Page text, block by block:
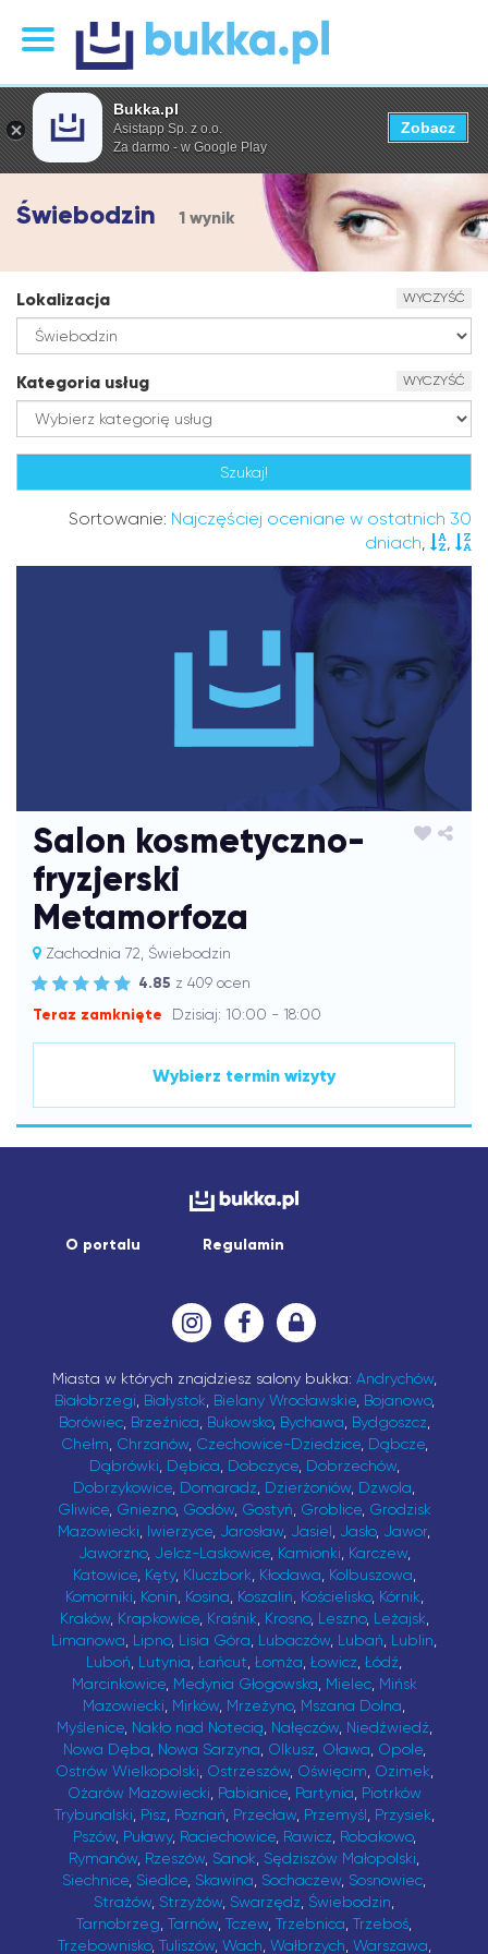
Świebodzin 1 wynik
Lokalizacja WYCZYŚĆ
Kategoria usług WYCZYŚĆ
Sortowanie: Najczęściej oceniane w ostatnich 30
dniach, ,
Salon kosmetyczno-
fryzjerski
Metamorfoza
Zachodnia 72, Świebodzin
4.85 z 409 ocen
Teraz zamknięte Dzisiaj: 10:00 - 18:00
Wybierz termin wizyty
O portalu Regulamin
Miasta w których znajdziesz salony bukka: Andrychów,
Białobrzegi, Białystok, Bielany Wrocławskie, Bojanowo,
Borówiec, Brzeźnica, Bukowsko, Bychawa, Bydgoszcz,
Chełm, Chrzanów, Czechowice-Dziedzice, Dąbcze,
Dąbrówki, Dębica, Dobczyce, Dobrzechów,
Dobrzykowice, Domaradz, Dzierżoniów, Dzwola,
Gliwice, Gniezno, Godów, Gostyń, Groblice, Grodzisk
Mazowiecki, Iwierzyce, Jarosław, Jasiel, Jasło, Jawor,
Jaworzno, Jelcz-Laskowice, Kamionki, Karczew,
Katowice, Kęty, Kluczbork, Kłodawa, Kolbuszowa,
Komorniki, Konin, Kosina, Koszalin, Kościelisko, Kórnik,
Kraków, Krapkowice, Kraśnik, Krosno, Leszno, Leżajsk,
Limanowa, Lipno, Lisia Góra, Lubaczów, Lubań, Lublin,
Luboń, Lutynia, Łańcut, Łomża, Łowicz, Łódź,
Marcinkowice, Medynia Głogowska, Mielec, Mińsk
Mazowiecki, Mirków, Mrzeżyno, Mszana Dolna,
Myślenice, Nakło nad Notecią, Nałęczów, Niedźwiedź,
Nowa Dęba, Nowa Sarzyna, Olkusz, Oława, Opole,
Ostrów Wielkopolski, Ostrzeszów, Oświęcim, Ozimek,
Ożarów Mazowiecki, Pabianice, Partynia, Piotrków
Trybunalski, Pisz, Poznań, Przecław, Przemyśl, Przysiek,
Pszów, Puławy, Raciechowice, Rawicz, Robakowo,
Rymanów, Rzeszów, Sanok, Sędziszów Małopolski,
Siechnice, Siedlce, Skawina, Sochaczew, Sosnowiec,
Strażów, Strzyżów, Swarzędz, Świebodzin,
Tarnobrzeg, Tarnów, Tczew, Trzebnica, Trzeboś,
Trzebownisko, Tuliszów, Wach, Wałbrzych, Warszawa,
Bukka.pl
Asistapp Sp. z o.o.
Za darmo - w Google Play
Zobacz